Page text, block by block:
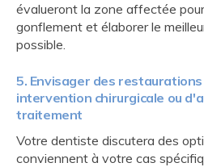
évalueront la zone affectée
gonflement et élaborer le
possible.
5. Envisager des
intervention chirurgicale ou
traitement
Votre dentiste discutera des
conviennent à votre cas